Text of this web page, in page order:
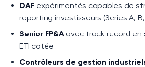
DAF expérimentés capables de
reporting investisseurs (Series A,
Senior FP&A avec track record en
ETI cotée
Contrôleurs de gestion